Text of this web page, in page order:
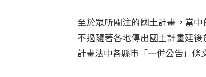
至於眾所關注的國土計畫，當
不過隨著各地傳出國土計畫延
計畫法中各縣市「一併公告」條